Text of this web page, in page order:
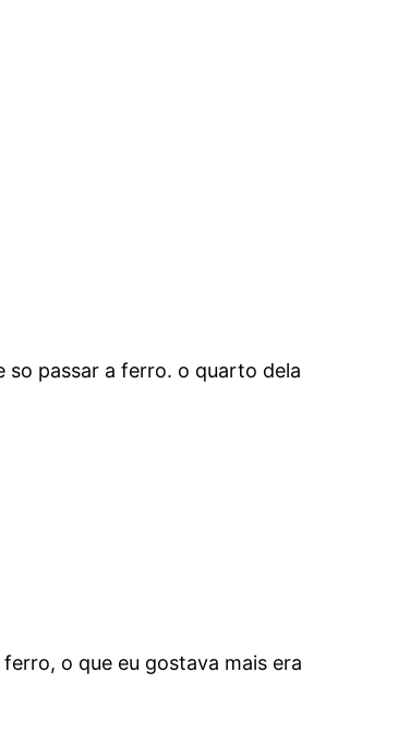
so passar a ferro. o quarto dela
o que eu gostava mais era